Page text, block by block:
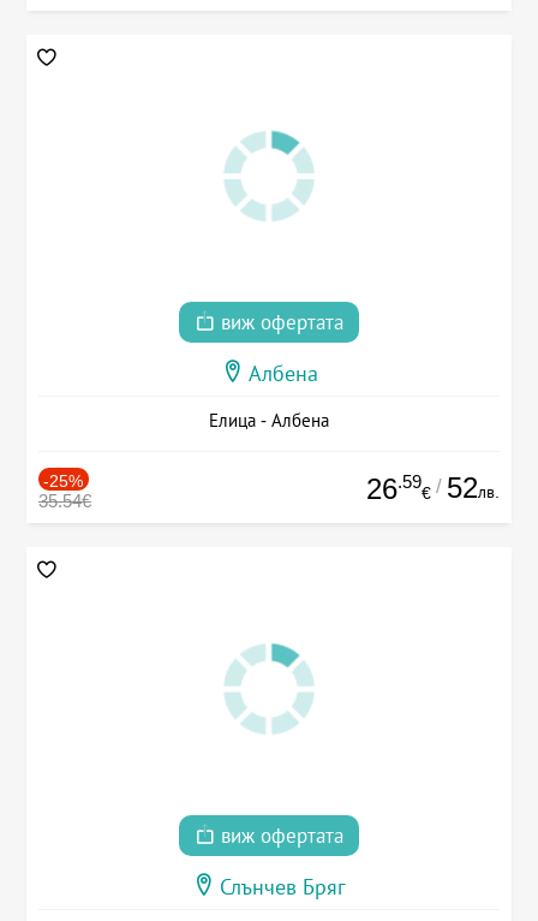
виж офертата
Албена
Елица - Албена
-25%
35.54€ 26.59
€ / 52лв.
виж офертата
Слънчев Бряг